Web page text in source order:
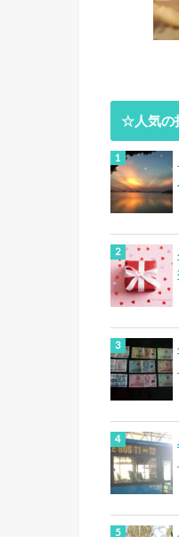
☆人気の